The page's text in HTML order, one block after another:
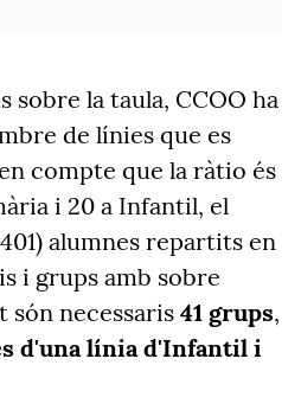
sobre la taula, CCOO ha
de línies que es
compte que la ràtio és
i 20 a Infantil, el
alumnes repartits en
i grups amb sobre
són necessaris 41 grups,
d'una línia d'Infantil i